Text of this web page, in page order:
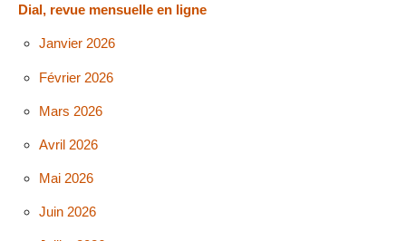
Dial, revue mensuelle en ligne
Janvier 2026
Février 2026
Mars 2026
Avril 2026
Mai 2026
Juin 2026